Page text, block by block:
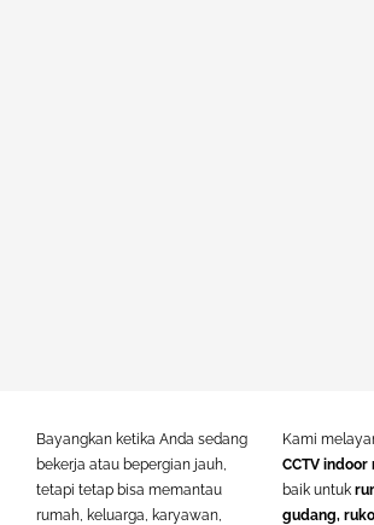
Bayangkan ketika Anda sedang
bekerja atau bepergian jauh,
tetapi tetap bisa memantau
rumah, keluarga, karyawan,
Kami
CCTV
baik untuk
gudang,